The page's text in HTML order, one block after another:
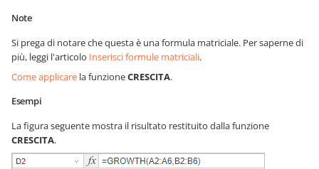
Note
Si prega di notare che questa è una formula matriciale. Per saperne di
più, leggi l'articolo Inserisci formule matriciali.
Come applicare la funzioneCRESCITA.
Esempi
La figura seguente mostra il risultato restituito dalla funzione
CRESCITA.